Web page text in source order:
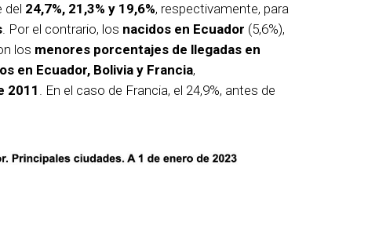
del 24,7%, 21,3% y 19,6%, respectivamente, para
. Por el contrario, los nacidos en Ecuador (5,6%),
los menores porcentajes de llegadas en
en Ecuador, Bolivia y Francia,
2011 . En el caso de Francia, el 24,9%, antes de